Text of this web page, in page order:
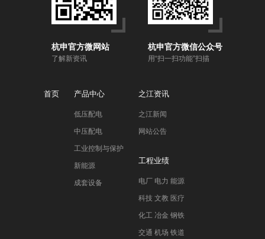
杭申官方微网站
了解新资讯
杭申官方微信公众号
用“扫一扫功能”扫描
首页 产品中心
低压配电
中压配电
工业控制与保护
新能源
成套设备
之江资讯
之江新闻
网站公告
工程业绩
电厂 电力 能源
科技 文教 医疗
化工 冶金 钢铁
交通 机场 铁道